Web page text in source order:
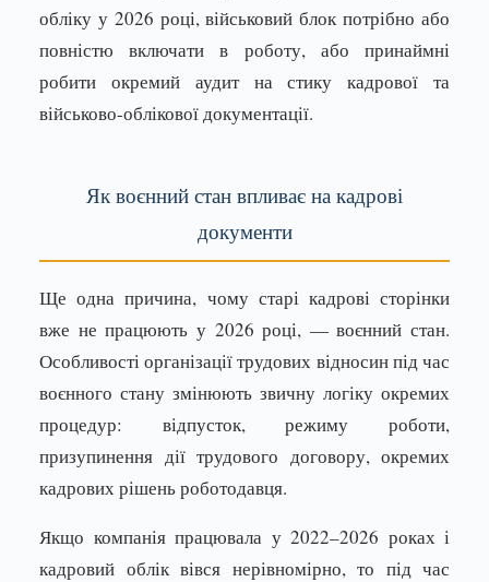
обліку у 2026 році, військовий блок потрібно або
повністю включати в роботу, або принаймні
робити окремий аудит на стику кадрової та
військово-облікової документації.
Як воєнний стан впливає на кадрові
документи
Ще одна причина, чому старі кадрові сторінки
вже не працюють у 2026 році, — воєнний стан.
Особливості організації трудових відносин під час
воєнного стану змінюють звичну логіку окремих
процедур: відпусток, режиму роботи,
призупинення дії трудового договору, окремих
кадрових рішень роботодавця.
Якщо компанія працювала у 2022–2026 роках і
кадровий облік вівся нерівномірно, то під час